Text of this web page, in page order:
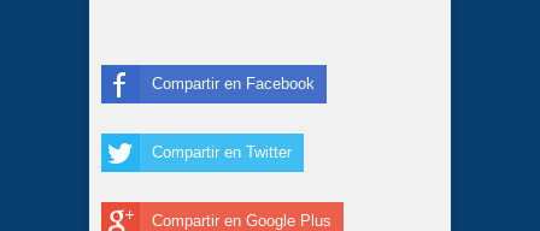
Compartir en Facebook
Compartir en Twitter
Compartir en Google Plus